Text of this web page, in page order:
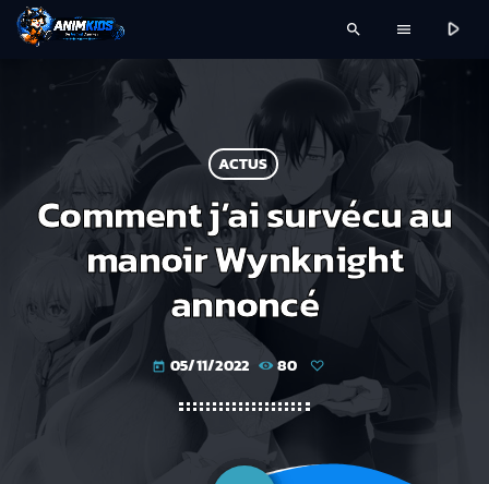
search menu play_arrow
ACTUS
Comment j’ai survécu au
manoir Wynknight
annoncé
today 05/11/2022 80